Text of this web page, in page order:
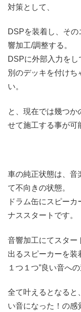
対策として、
DSPを装着し、そ
響加工/調整する。
DSPに外部入力をし
別のデッキを付け
い。
と、現在では幾つか
せて施工する事が可
車の純正状態は、音
て不向きの状態。
ドラム缶にスピー
ナススタートです。
音響加工にてスター
出るスピーカーを装
１つ１つ”良い音へ
全て叶えるとなると
い音になった！の感